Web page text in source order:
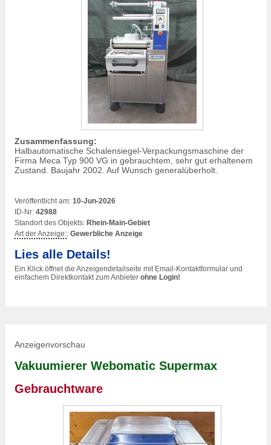
Zusammenfassung:
Halbautomatische Schalensiegel-Verpackungsmaschine der
Firma Meca Typ 900 VG in gebrauchtem, sehr gut erhaltenem
Zustand. Baujahr 2002. Auf Wunsch generalüberholt.
Veröffentlicht am: 10-Jun-2026
ID-Nr: 42988
Standort des Objekts: Rhein-Main-Gebiet
Art der Anzeige:: Gewerbliche Anzeige
Lies alle Details!
Ein Klick öffnet die Anzeigendetailseite mit Email-Kontaktformular und
einfachem Direktkontakt zum Anbieter ohne Login!
Anzeigenvorschau
Vakuumierer Webomatic Supermax
Gebrauchtware